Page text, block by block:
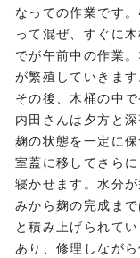
なっての作業です
って混ぜ、すぐに
でが午前中の作業
が繁殖していきます
その後、木桶の中
内田さんは夕方と
麹の状態を一定に
室蓋に移してさら
寝かせます。水分
みから麹の完成ま
と積み上げられて
あり、修理しなが